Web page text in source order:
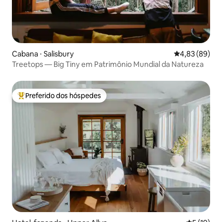
Cabana ⋅ Salisbury 4,83 de uma
4,83 (89)
Treetops — Big Tiny em Patrimônio Mundial da Natureza
Entre os melhores preferidos dos hóspedes
Preferido dos hóspedes